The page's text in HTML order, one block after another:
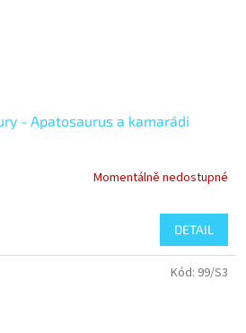
- Apatosaurus a kamarádi
Momentálně nedostupné
DETAIL
Kód: 99/S3